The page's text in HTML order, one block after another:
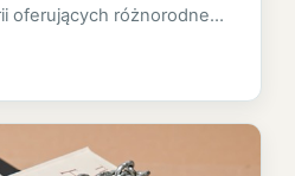
oferujących różnorodne…